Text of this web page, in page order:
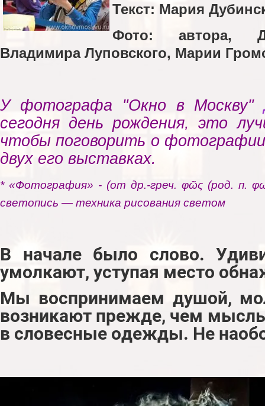
Текст: Мария
Фото: автора,
Владимира Луповского, Марии
У фотографа "Окно в Москву"
сегодня день рождения, это
чтобы поговорить о фотографии
двух его выставках.
* «Фотография» - (от др.-греч. φῶς (род. п.
светопись — техника рисования светом
В начале было слово.
умолкают, уступая место
Мы воспринимаем душой,
возникают прежде, чем мысль
в словесные одежды. Не